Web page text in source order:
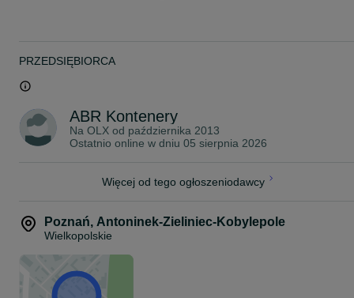
PRZEDSIĘBIORCA
ABR Kontenery
Na OLX od października 2013
Ostatnio online w dniu 05 sierpnia 2026
Więcej od tego ogłoszeniodawcy
Poznań, Antoninek-Zieliniec-Kobylepole
Wielkopolskie